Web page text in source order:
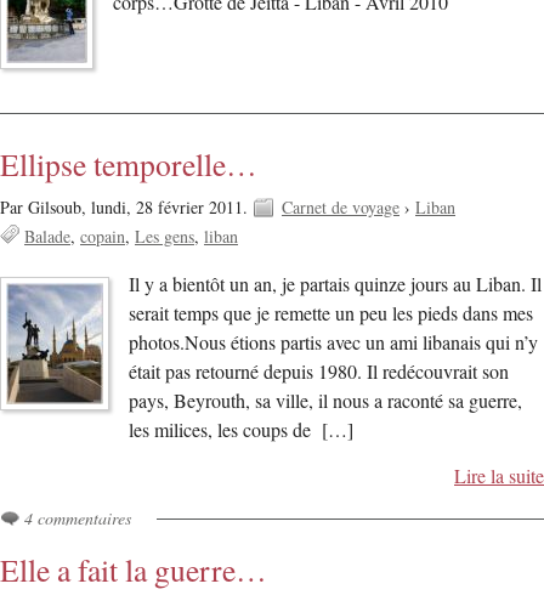
Ellipse temporelle…
Par Gilsoub, lundi, 28 février 2011. Carnet de voyage › Liban
Balade copain Les gens liban
Il y a bientôt un an, je partais quinze jours au Liban. Il
serait temps que je remette un peu les pieds dans mes
photos.Nous étions partis avec un ami libanais qui n’y
était pas retourné depuis 1980. Il redécouvrait son
pays, Beyrouth, sa ville, il nous a raconté sa guerre,
les milices, les coups de […]
Lire la suite
4 commentaires
Elle a fait la guerre…